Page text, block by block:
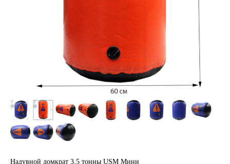
Надувной домкрат 3,5 тонны USM Мини